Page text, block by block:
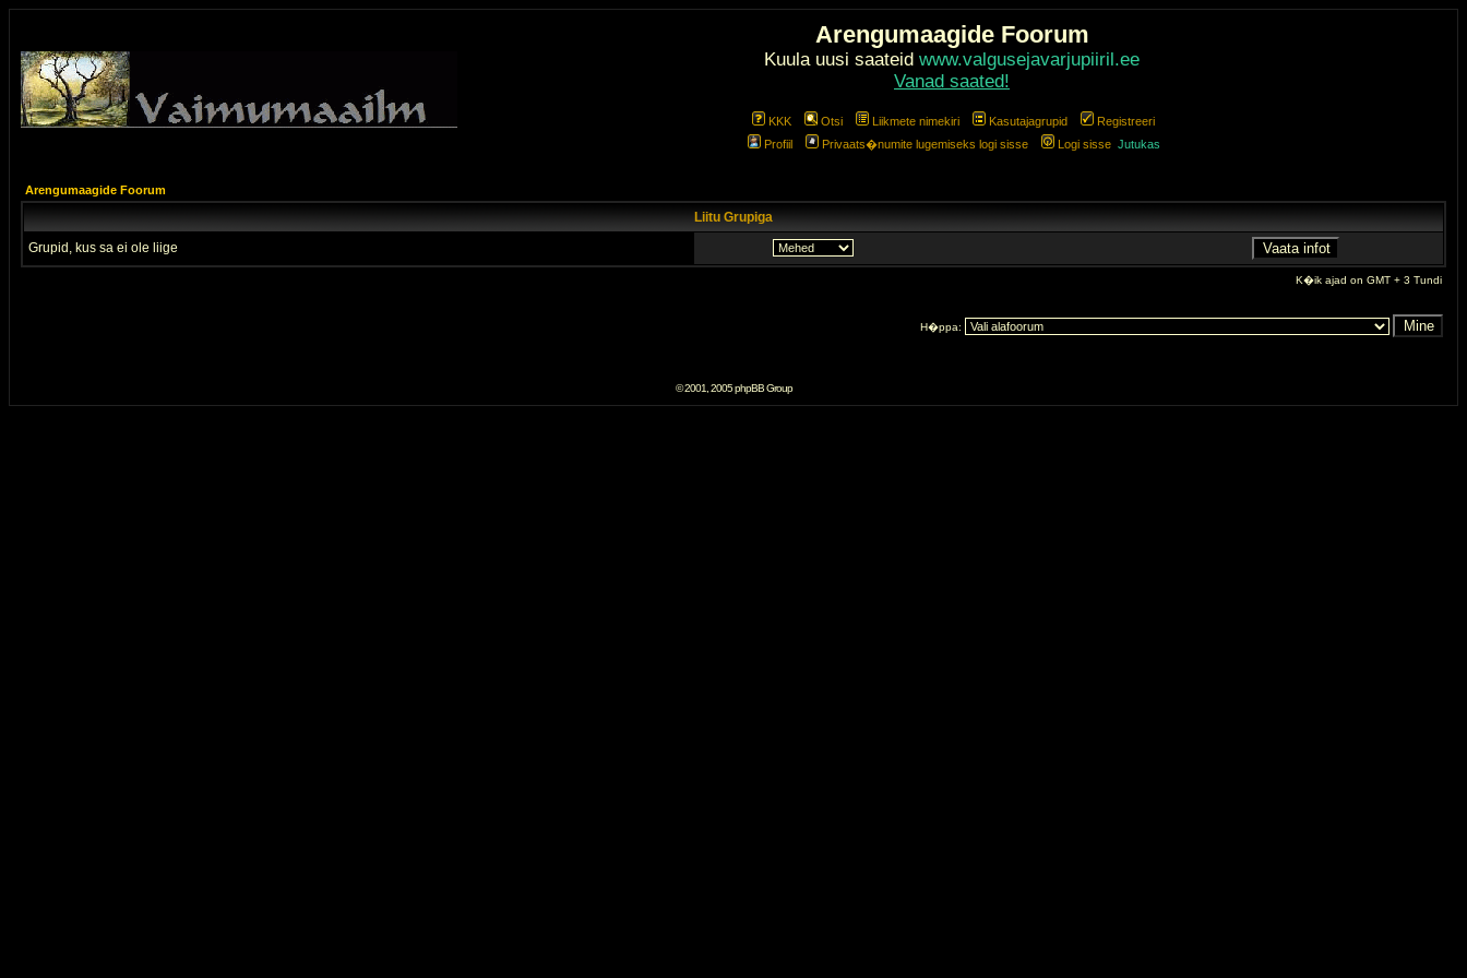
Arengumaagide Foorum
Kuula uusi saateid www.valgusejavarjupiiril.ee
Vanad saated!
KKK Otsi Liikmete nimekiri Kasutajagrupid
Registreeri
Profiil
Privaats�numite lugemiseks logi sisse Logi sisse Jutukas
Arengumaagide Foorum
Liitu Grupiga
Grupid, kus sa ei ole liige
K�ik ajad on GMT + 3 Tundi
H�ppa:
© 2001, 2005 phpBB Group